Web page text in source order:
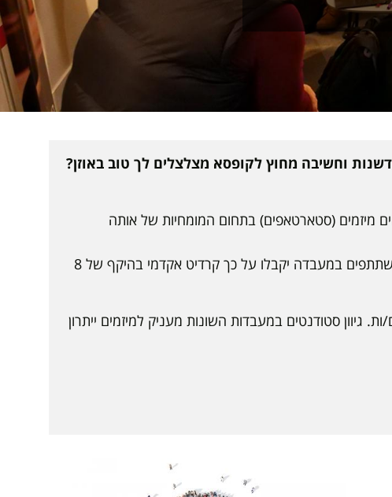
וחשיבה מחוץ לקופסא מצלצלים לך טוב באוזן?
צוותים המפתחים מיזמים (סטארטאפים) בתחום המומחיות של אותה
המעבדות פתוחות לכל סטודנט/ית במכללה, העומד/ת בדרישות הקבלה של המעבדה הרלוונטית. סטודנטים המשתתפים במעבדה יקבלו על כך קרדיט אקדמי בהיקף של 8
סטודנטים במעבדות השונות מעניק למיזמים ייתרון